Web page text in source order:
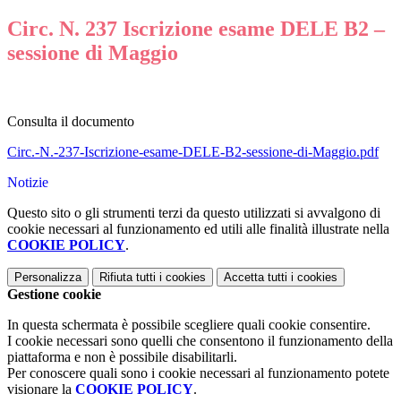
Circ. N. 237 Iscrizione esame DELE B2 –
sessione di Maggio
Consulta il documento
Circ.-N.-237-Iscrizione-esame-DELE-B2-sessione-di-Maggio.pdf
Notizie
Questo sito o gli strumenti terzi da questo utilizzati si avvalgono di
cookie necessari al funzionamento ed utili alle finalità illustrate nella
COOKIE POLICY.
Personalizza Rifiuta tutti i cookies Accetta tutti i cookies
Gestione cookie
In questa schermata è possibile scegliere quali cookie consentire.
I cookie necessari sono quelli che consentono il funzionamento della
piattaforma e non è possibile disabilitarli.
Per conoscere quali sono i cookie necessari al funzionamento potete
visionare la COOKIE POLICY.